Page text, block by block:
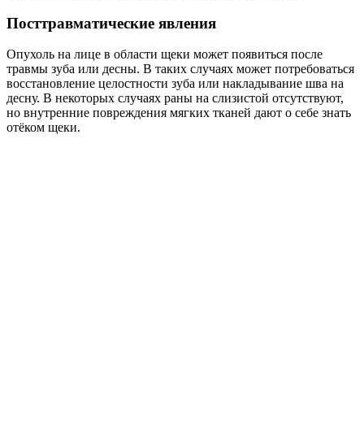
Посттравматические явления
Опухоль на лице в области щеки может появиться после
травмы зуба или десны. В таких случаях может потребоваться
восстановление целостности зуба или накладывание шва на
десну. В некоторых случаях раны на слизистой отсутствуют,
но внутренние повреждения мягких тканей дают о себе знать
отёком щеки.